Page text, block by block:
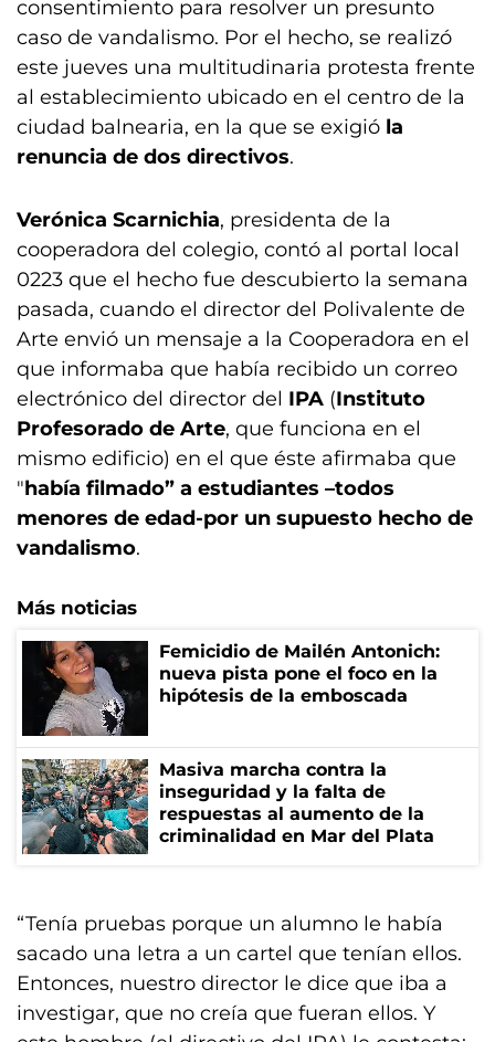
consentimiento para resolver un presunto
caso de vandalismo. Por el hecho, se realizó
este jueves una multitudinaria protesta frente
al establecimiento ubicado en el centro de la
ciudad balnearia, en la que se exigió la
renuncia de dos directivos.
Verónica Scarnichia, presidenta de la
cooperadora del colegio, contó al portal local
0223 que el hecho fue descubierto la semana
pasada, cuando el director del Polivalente de
Arte envió un mensaje a la Cooperadora en el
que informaba que había recibido un correo
electrónico del director del IPA (Instituto
Profesorado de Arte, que funciona en el
mismo edificio) en el que éste afirmaba que
"había filmado” a estudiantes –todos
menores de edad-por un supuesto hecho de
vandalismo.
Más noticias
Femicidio de Mailén Antonich:
nueva pista pone el foco en la
hipótesis de la emboscada
Masiva marcha contra la
inseguridad y la falta de
respuestas al aumento de la
criminalidad en Mar del Plata
“Tenía pruebas porque un alumno le había
sacado una letra a un cartel que tenían ellos.
Entonces, nuestro director le dice que iba a
investigar, que no creía que fueran ellos. Y